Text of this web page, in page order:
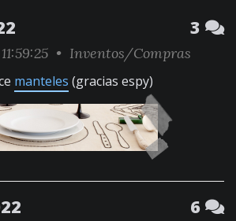
3
• Inventos/Compras
manteles (gracias espy)
6